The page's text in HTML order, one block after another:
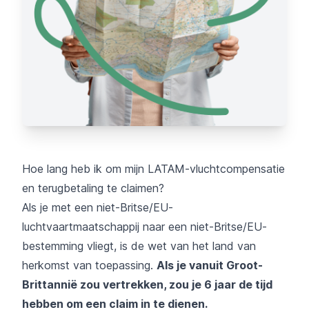
Hoe lang heb ik om mijn LATAM-vluchtcompensatie
en terugbetaling te claimen?
Als je met een niet-Britse/EU-
luchtvaartmaatschappij naar een niet-Britse/EU-
bestemming vliegt, is de wet van het land van
herkomst van toepassing. Als je vanuit Groot-
Brittannië zou vertrekken, zou je 6 jaar de tijd
hebben om een claim in te dienen.